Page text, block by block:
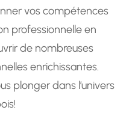
vos compétences
professionnelle en
de nombreuses
enrichissantes.
plonger dans l’univers